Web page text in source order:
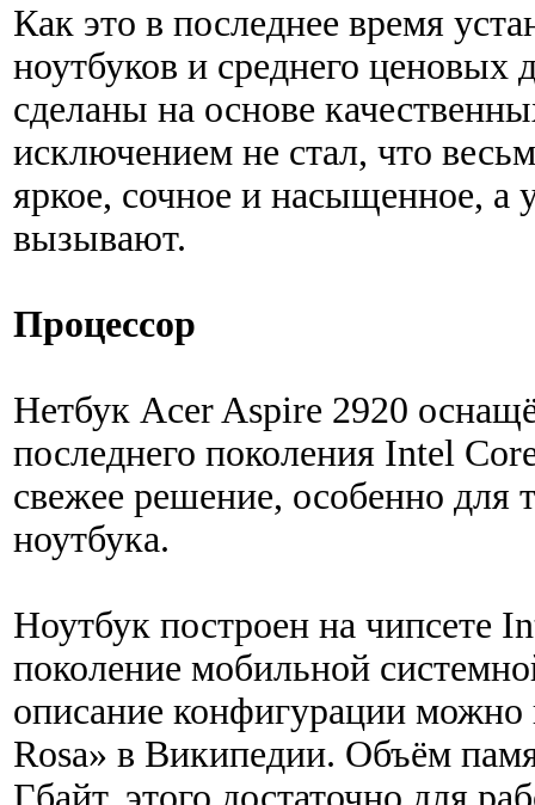
Как это в последнее время
ноутбуков и среднего ценовых
сделаны на основе
исключением не стал, что
яркое, сочное и насыщенное, а
вызывают.
Процессор
Нетбук Acer Aspire 2920
последнего поколения Intel
свежее решение, особенно для
ноутбука.
Ноутбук построен на чипсете
поколение мобильной
описание конфигурации можно
Rosa» в Википедии. Объём